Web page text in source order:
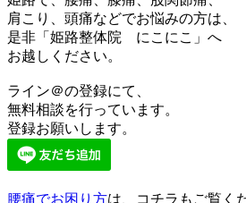
肩こり、頭痛などでお悩みの方は、
是非「姫路整体院 にこにこ」へ
お越しください。
ライン＠の登録にて、
無料相談を行っています。
登録お願いします。
腰痛でお困り方は、コチラもご覧く